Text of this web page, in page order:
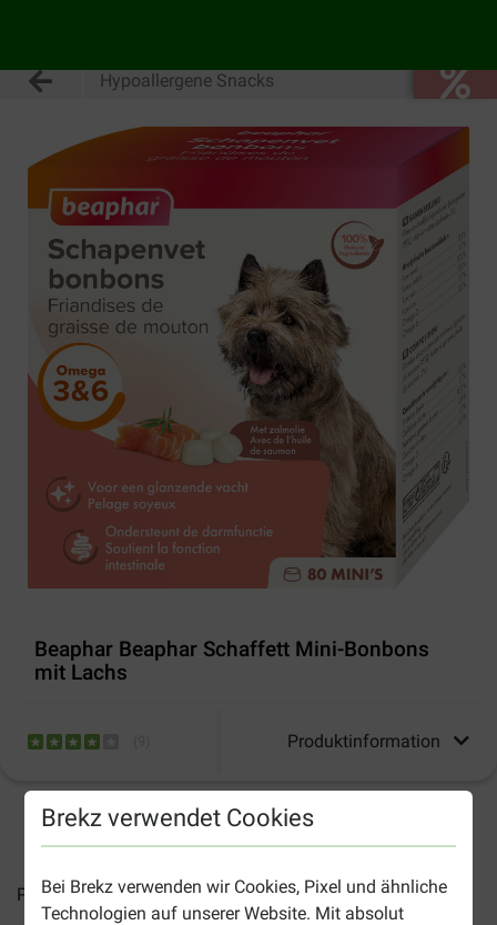
Brekz verwendet Cookies
Bei Brekz verwenden wir Cookies, Pixel und ähnliche
Technologien auf unserer Website. Mit absolut
Hypoallergene Snacks
Beaphar Beaphar Schaffett Mini-Bonbons
mit Lachs
Produktinformation
2-4 Arbeitstage, sofern nicht anders angegeben
Preise inkl. MwSt zzgl.Versandkosten